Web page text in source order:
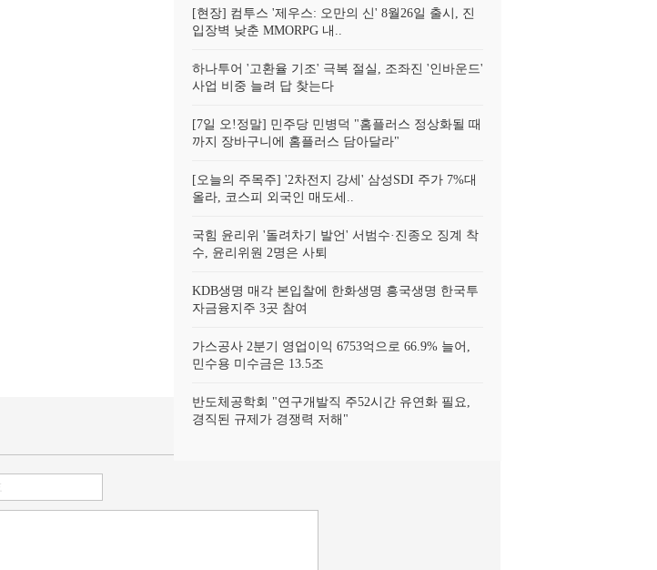
[현장] 컴투스 '제우스: 오만의 신' 8월26일 출시, 진
입장벽 낮춘 MMORPG 내..
하나투어 '고환율 기조' 극복 절실, 조좌진 '인바운드'
사업 비중 늘려 답 찾는다
[7일 오!정말] 민주당 민병덕 "홈플러스 정상화될 때
까지 장바구니에 홈플러스 담아달라"
[오늘의 주목주] '2차전지 강세' 삼성SDI 주가 7%대
올라, 코스피 외국인 매도세..
국힘 윤리위 '돌려차기 발언' 서범수·진종오 징계 착
수, 윤리위원 2명은 사퇴
KDB생명 매각 본입찰에 한화생명 흥국생명 한국투
자금융지주 3곳 참여
가스공사 2분기 영업이익 6753억으로 66.9% 늘어,
민수용 미수금은 13.5조
반도체공학회 "연구개발직 주52시간 유연화 필요,
경직된 규제가 경쟁력 저해"